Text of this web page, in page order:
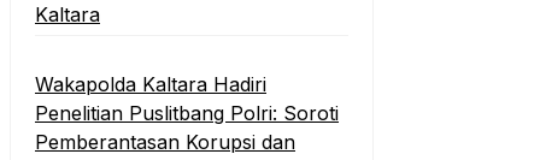
Kaltara
Wakapolda Kaltara Hadiri
Penelitian Puslitbang Polri: Soroti
Pemberantasan Korupsi dan